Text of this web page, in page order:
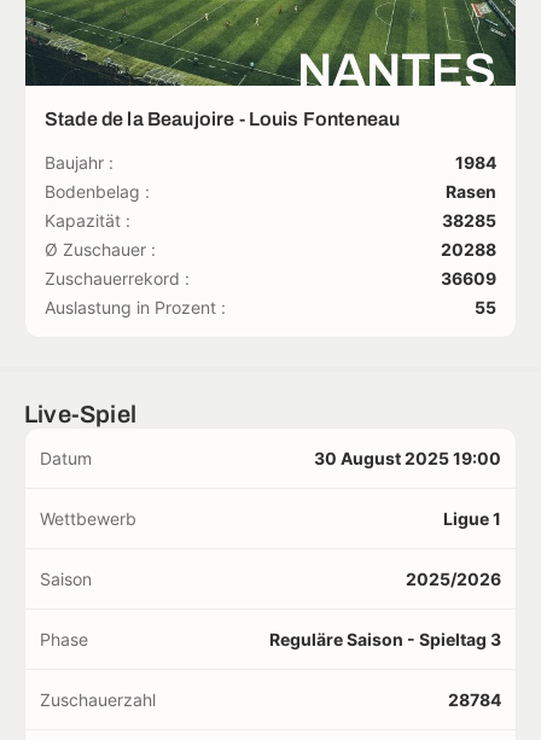
NANTES
Stade de la Beaujoire - Louis Fonteneau
Baujahr :
1984
Bodenbelag :
Rasen
Kapazität :
38285
Ø Zuschauer :
20288
Zuschauerrekord :
36609
Auslastung in Prozent :
55
Live-Spiel
Datum 30 August 2025 19:00
Wettbewerb Ligue 1
Saison 2025/2026
Phase Reguläre Saison - Spieltag 3
Zuschauerzahl 28784